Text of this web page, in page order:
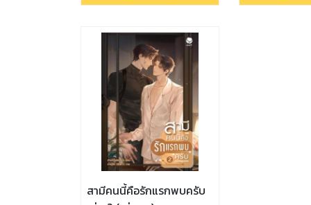
สามีคนนี้คือรักแรกพบครับ